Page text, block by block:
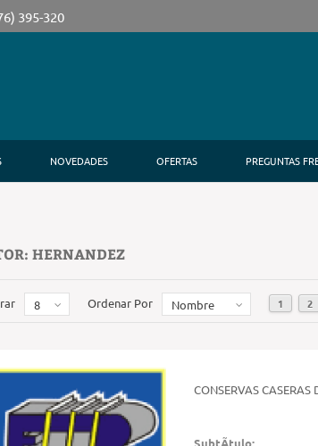
395-320
NOVEDADES OFERTAS PREGUNTAS
HERNANDEZ
8 Ordenar Por Nombre 1 2
CONSERVAS CASERAS
SubtÃ­tulo: